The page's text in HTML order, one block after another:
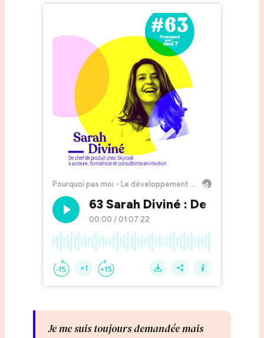
Je me suis toujours demandée mais